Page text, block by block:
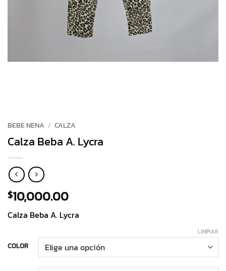
BEBE NENA / CALZA
Calza Beba A. Lycra
$10,000.00
Calza Beba A. Lycra
COLOR
LIMPIAR